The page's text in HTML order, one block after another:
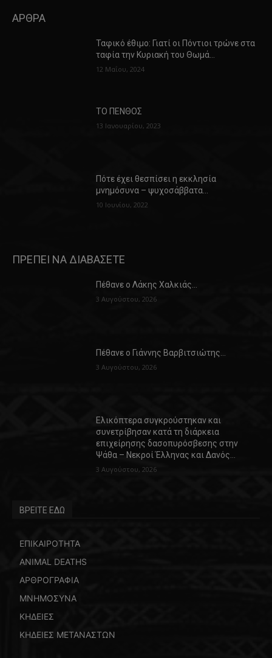
ΑΡΘΡΑ
Ταφικό έθιμο: Γιατί οι Πόντιοι τρώνε στα
ταφία την Κυριακή του Θωμά…
12 Μαΐου, 2024
ΤΟ ΠΕΝΘΟΣ
13 Ιανουαρίου, 2023
Πότε έχει θεσπίσει η εκκλησία
μνημόσυνα – ψυχοσάββατα…
10 Ιουνίου, 2022
ΠΡΕΠΕΙ ΝΑ ΔΙΑΒΑΣΕΤΕ
Πέθανε ο Λάκης Χαλκιάς…
3 Αυγούστου, 2026
Πέθανε ο Γιάννης Βαρβιτσιώτης…
3 Αυγούστου, 2026
Ελικόπτερα συγκρούστηκαν και
συνετρίβησαν κατά τη διάρκεια
επιχείρησης δασοπυρόσβεσης στην
Ψάθα – Νεκροί Έλληνας και Δανός…
3 Αυγούστου, 2026
ΒΡΕΙΤΕ ΕΔΩ
ΕΠΙΚΑΙΡΟΤΗΤΑ
ANIMAL DEATHS
ΑΡΘΡΟΓΡΑΦΙΑ
ΜΝΗΜΟΣΥΝΑ
ΚΗΔΕΙΕΣ
ΚΗΔΕΙΕΣ ΜΕΤΑΝΑΣΤΩΝ